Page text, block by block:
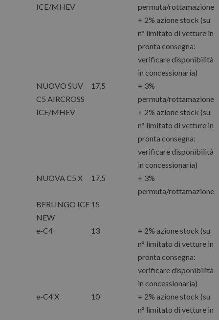
ICE/MHEV
permuta/rottamazione
+ 2% azione stock (su
n° limitato di vetture in
pronta consegna:
verificare disponibilità
in concessionaria)
NUOVO SUV
C5 AIRCROSS
ICE/MHEV
17,5
+ 3%
permuta/rottamazione
+ 2% azione stock (su
n° limitato di vetture in
pronta consegna:
verificare disponibilità
in concessionaria)
NUOVA C5 X
17,5
+ 3%
permuta/rottamazione
BERLINGO ICE
NEW
15
e-C4 13
+ 2% azione stock (su
n° limitato di vetture in
pronta consegna:
verificare disponibilità
in concessionaria)
e-C4 X
10
+ 2% azione stock (su
n° limitato di vetture in